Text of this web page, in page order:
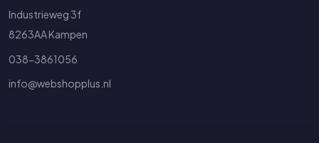
Industrieweg 3f
8263AA Kampen
038-3861056
info@webshopplus.nl